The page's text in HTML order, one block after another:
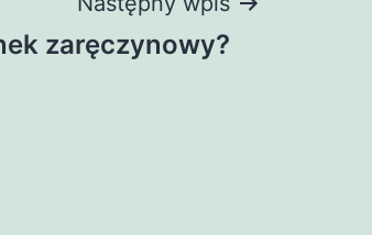
zaręczynowy?